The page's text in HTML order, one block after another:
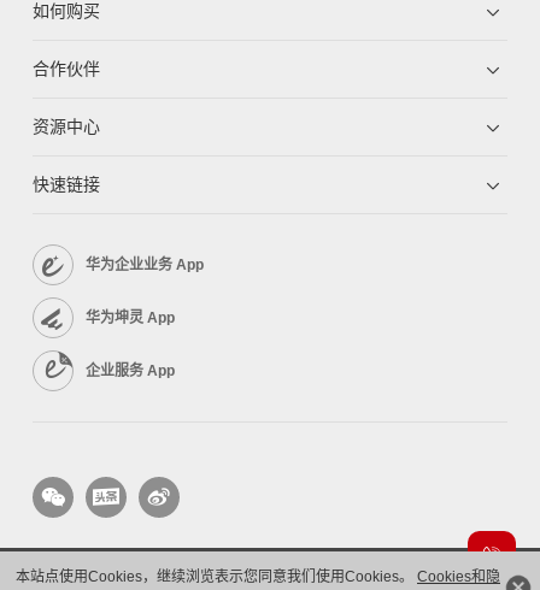
本站点使用Cookies，继续浏览表示您同意我们使用Cookies。 Cookies和隐
如何购买
合作伙伴
资源中心
快速链接
华为企业业务 App
华为坤灵 App
企业服务 App
版权所有 © 华为技术有限公司 1998-2026。 保留一切权利。粤A2-20044005号